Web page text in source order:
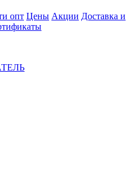
опт Цены Акции Доставка и